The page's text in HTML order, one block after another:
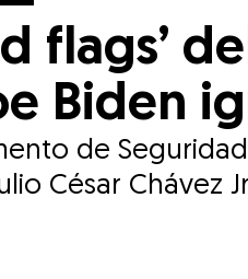
flags’
Biden
de
César Chávez